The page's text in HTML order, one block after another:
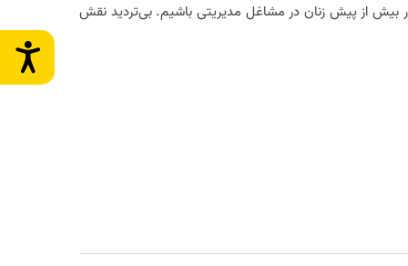
بیش از پیش زنان در مشاغل مدیریتی باشیم. بی‌تردید نقش